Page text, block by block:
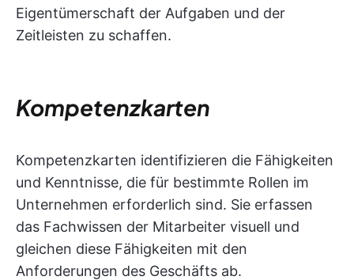
Eigentümerschaft der Aufgaben und der
Zeitleisten zu schaffen.
Kompetenzkarten
Kompetenzkarten identifizieren die Fähigkeiten
und Kenntnisse, die für bestimmte Rollen im
Unternehmen erforderlich sind. Sie erfassen
das Fachwissen der Mitarbeiter visuell und
gleichen diese Fähigkeiten mit den
Anforderungen des Geschäfts ab.